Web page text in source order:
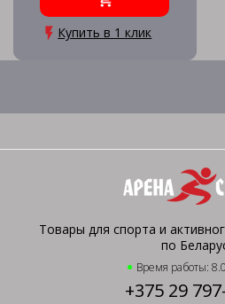
Купить в 1 клик
Товары для спорта и
по
Время работы:
+375 29